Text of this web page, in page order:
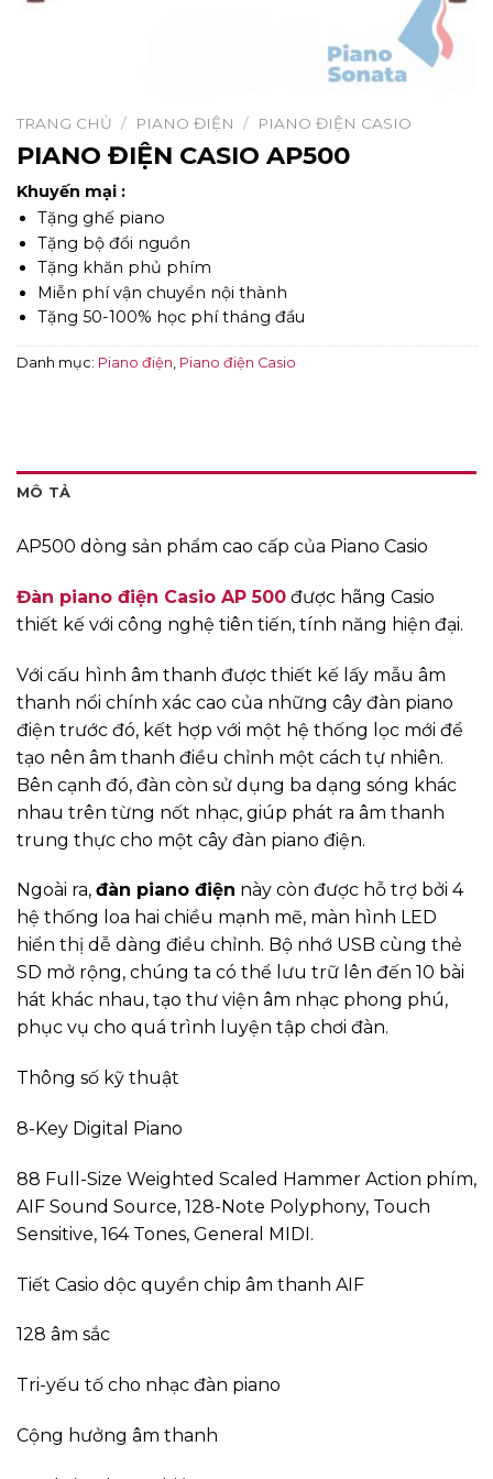
TRANG CHỦ / PIANO ĐIỆN / PIANO ĐIỆN CASIO
PIANO ĐIỆN CASIO AP500
Khuyến mại :
Tặng ghế piano
Tặng bộ đổi nguồn
Tặng khăn phủ phím
Miễn phí vận chuyển nội thành
Tặng 50-100% học phí tháng đầu
Danh mục: Piano điện, Piano điện Casio
MÔ TẢ
AP500 dòng sản phẩm cao cấp của Piano Casio
Đàn piano điện Casio AP 500 được hãng Casio
thiết kế với công nghệ tiên tiến, tính năng hiện đại.
Với cấu hình âm thanh được thiết kế lấy mẫu âm
thanh nổi chính xác cao của những cây đàn piano
điện trước đó, kết hợp với một hệ thống lọc mới để
tạo nên âm thanh điều chỉnh một cách tự nhiên.
Bên cạnh đó, đàn còn sử dụng ba dạng sóng khác
nhau trên từng nốt nhạc, giúp phát ra âm thanh
trung thực cho một cây đàn piano điện.
Ngoài ra, đàn piano điện này còn được hỗ trợ bởi 4
hệ thống loa hai chiều mạnh mẽ, màn hình LED
hiển thị dễ dàng điều chỉnh. Bộ nhớ USB cùng thẻ
SD mở rộng, chúng ta có thể lưu trữ lên đến 10 bài
hát khác nhau, tạo thư viện âm nhạc phong phú,
phục vụ cho quá trình luyện tập chơi đàn.
Thông số kỹ thuật
8-Key Digital Piano
88 Full-Size Weighted Scaled Hammer Action phím,
AIF Sound Source, 128-Note Polyphony, Touch
Sensitive, 164 Tones, General MIDI.
Tiết Casio dộc quyền chip âm thanh AIF
128 âm sắc
Tri-yếu tố cho nhạc đàn piano
Cộng hưởng âm thanh